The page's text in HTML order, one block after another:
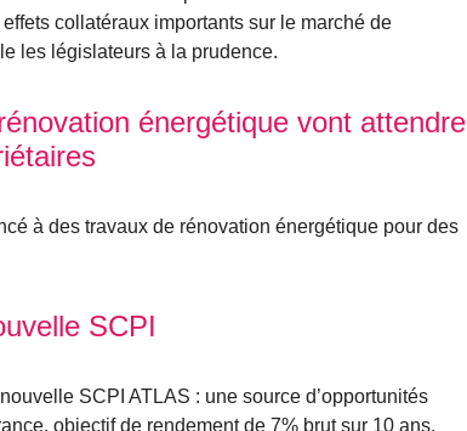
collatéraux importants sur le marché de
les législateurs à la prudence.
énergétique vont attendre
à des travaux de rénovation énergétique pour des
SCPI
SCPI ATLAS : une source d’opportunités
objectif de rendement de 7% brut sur 10 ans.